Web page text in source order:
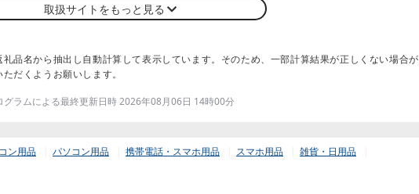
取扱サイトをもっと見る
品名から抽出し自動計算して表示しています。そのため、一部計算結果が正しくない場合が
だくようお願いします。
グラムによる最終更新日時 2026年08月06日 14時00分
ン用品 パソコン用品 携帯電話・スマホ用品 スマホ用品 雑貨・日用品